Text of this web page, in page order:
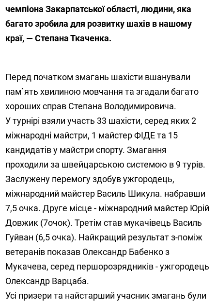
чемпіона Закарпатської області, людини, яка
багато зробила для розвитку шахів в нашому
краї, — Степана Ткаченка.
Перед початком змагань шахісти вшанували
пам`ять хвилиною мовчання та згадали багато
хороших справ Степана Володимировича.
У турнірі взяли участь 33 шахісти, серед яких 2
міжнародні майстри, 1 майстер ФІДЕ та 15
кандидатів у майстри спорту. Змагання
проходили за швейцарською системою в 9 турів.
Заслужену перемогу здобув ужгородець,
міжнародний майстер Василь Шикула. набравши
7,5 очка. Друге місце - міжнародний майстер Юрій
Довжик (7очок). Третім став мукачівець Василь
Гуйван (6,5 очка). Найкращий результат з-поміж
ветеранів показав Олександр Бабенко з
Мукачева, серед першорозрядників - ужгородець
Олександр Варцаба.
Усі призери та найстарший учасник змагань були